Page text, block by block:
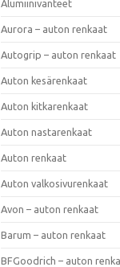
Alumiinivanteet
Aurora – auton renkaat
Autogrip – auton renkaat
Auton kesärenkaat
Auton kitkarenkaat
Auton nastarenkaat
Auton renkaat
Auton valkosivurenkaat
Avon – auton renkaat
Barum – auton renkaat
BFGoodrich – auton